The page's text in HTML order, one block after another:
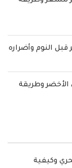
قبل النوم وأضراره
وطريقة
وكيفية